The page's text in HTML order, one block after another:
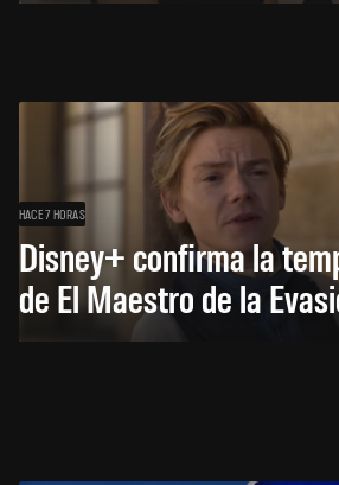
HACE 7 HORAS
Disney+ confirma la
de El Maestro de la